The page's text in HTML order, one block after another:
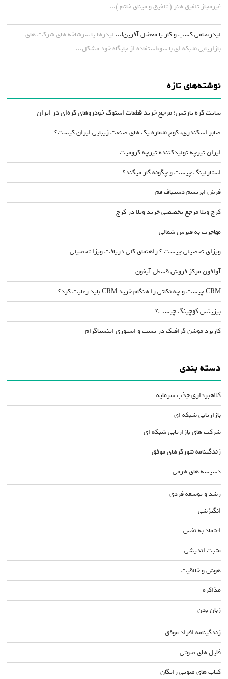
غیرمجاز تلفیق هنر ( تلفیق و مینای خاتم )...
لیدر،حامی کسب و کار یا معضل آفرین!... لیدرها یا سرشاخه های شرکت های
بازاریابی شبکه ای با سوءاستفاده از جایگاه خود مشکل...
نوشته‌های تازه
سایت کره پارتس؛ مرجع خرید قطعات استوک خودروهای کره‌ای در ایران
صابر اسکندری، کوچ شماره یک های صنعت زیبایی ایران کیست؟
ایران تیرچه تولیدکننده تیرچه کرومیت
استارلینک چیست و چگونه کار میکند؟
فرش ابریشم دستباف قم
کرج ویلا مرجع تخصصی خرید ویلا در کرج
مهاجرت به قبرس شمالی
ویزای تحصیلی چیست ؟ راهنمای کلی دریافت ویزا تحصیلی
آوافون مرکز فروش قسطی آیفون
CRM چیست و چه نکاتی را هنگام خرید CRM باید رعایت کرد؟
بیزینس کوچینگ چیست؟
کاربرد موشن گرافیک در پست و استوری اینستاگرام
دسته بندی
کلاهبرداری جذب سرمایه
بازاریابی شبکه ای
شرکت های بازاریابی شبکه ای
زندگینامه نتورکرهای موفق
دسیسه های هرمی
رشد و توسعه فردی
انگیزشی
اعتماد به نفس
مثبت اندیشی
هوش و خلاقیت
مذاکره
زبان بدن
زندگینامه افراد موفق
فایل های صوتی
کتاب های صوتی رایگان